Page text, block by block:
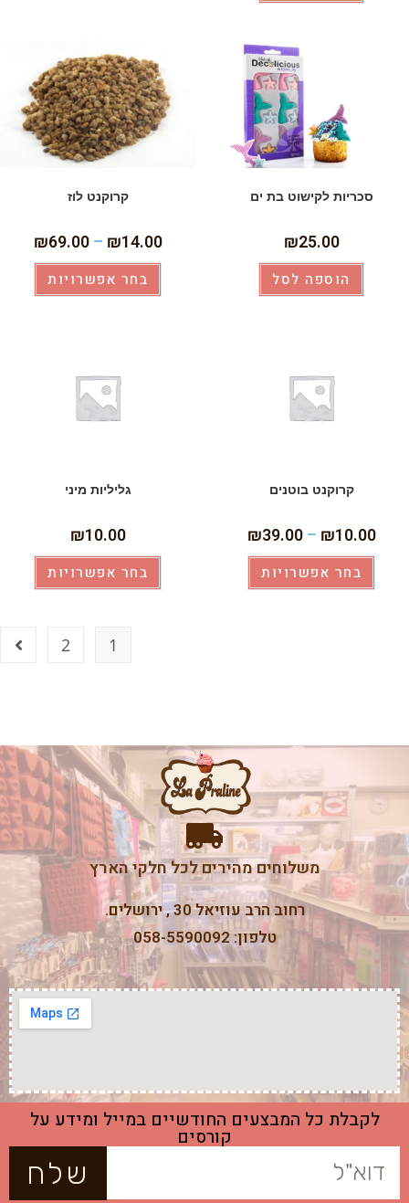
סכריות לקישוט בת ים
₪25.00
הוספה לסל
קרוקנט לוז
₪14.00
–
₪69.00
בחר אפשרויות
קרוקנט בוטנים
₪10.00
–
₪39.00
בחר אפשרויות
גליליות מיני
₪10.00
בחר אפשרויות
1
2
משלוחים מהירים לכל חלקי הארץ
רחוב הרב עוזיאל 30 , ירושלים.
טלפון: 058-5590092
לקבלת כל המבצעים החודשיים במייל ומידע על
קורסים
שלח